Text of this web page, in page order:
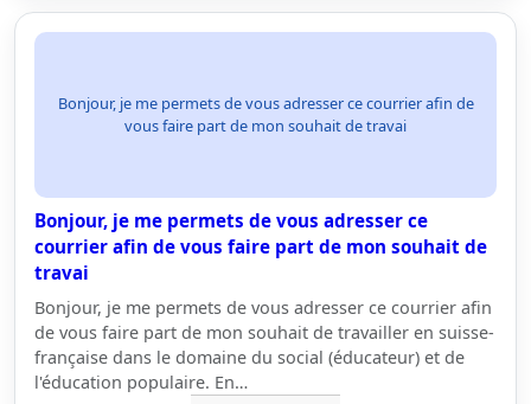
Bonjour, je me permets de vous adresser ce courrier afin de
vous faire part de mon souhait de travai
Bonjour, je me permets de vous adresser ce
courrier afin de vous faire part de mon souhait de
travai
Bonjour, je me permets de vous adresser ce courrier afin
de vous faire part de mon souhait de travailler en suisse-
française dans le domaine du social (éducateur) et de
l'éducation populaire. En…